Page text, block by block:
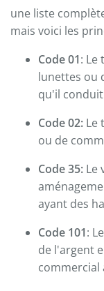
une liste
mais voici les
Code 01: Le
lunettes ou
qu'il
Code 02: Le
ou de
Code 35: Le
ayant des
Code 101:
de l'argent
commercial